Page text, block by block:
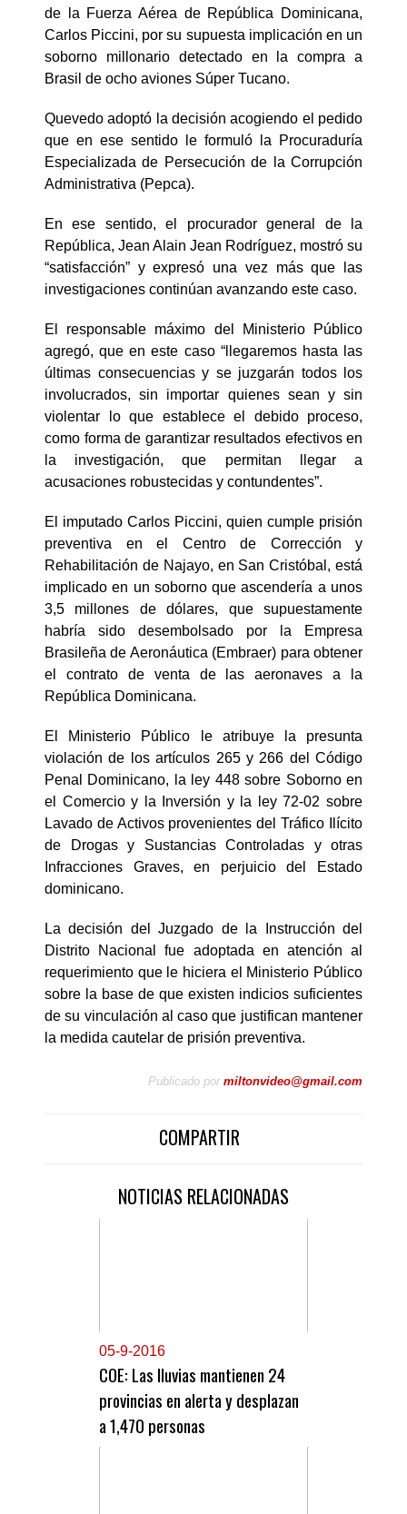
de la Fuerza Aérea de República Dominicana,
Carlos Piccini, por su supuesta implicación en un
soborno millonario detectado en la compra a
Brasil de ocho aviones Súper Tucano.
Quevedo adoptó la decisión acogiendo el pedido
que en ese sentido le formuló la Procuraduría
Especializada de Persecución de la Corrupción
Administrativa (Pepca).
En ese sentido, el procurador general de la
República, Jean Alain Jean Rodríguez, mostró su
“satisfacción” y expresó una vez más que las
investigaciones continúan avanzando este caso.
El responsable máximo del Ministerio Público
agregó, que en este caso “llegaremos hasta las
últimas consecuencias y se juzgarán todos los
involucrados, sin importar quienes sean y sin
violentar lo que establece el debido proceso,
como forma de garantizar resultados efectivos en
la investigación, que permitan llegar a
acusaciones robustecidas y contundentes”.
El imputado Carlos Piccini, quien cumple prisión
preventiva en el Centro de Corrección y
Rehabilitación de Najayo, en San Cristóbal, está
implicado en un soborno que ascendería a unos
3,5 millones de dólares, que supuestamente
habría sido desembolsado por la Empresa
Brasileña de Aeronáutica (Embraer) para obtener
el contrato de venta de las aeronaves a la
República Dominicana.
El Ministerio Público le atribuye la presunta
violación de los artículos 265 y 266 del Código
Penal Dominicano, la ley 448 sobre Soborno en
el Comercio y la Inversión y la ley 72-02 sobre
Lavado de Activos provenientes del Tráfico Ilícito
de Drogas y Sustancias Controladas y otras
Infracciones Graves, en perjuicio del Estado
dominicano.
La decisión del Juzgado de la Instrucción del
Distrito Nacional fue adoptada en atención al
requerimiento que le hiciera el Ministerio Público
sobre la base de que existen indicios suficientes
de su vinculación al caso que justifican mantener
la medida cautelar de prisión preventiva.
Publicado por miltonvideo@gmail.com
COMPARTIR
NOTICIAS RELACIONADAS
05-9-2016
COE: Las lluvias mantienen 24
provincias en alerta y desplazan
a 1,470 personas